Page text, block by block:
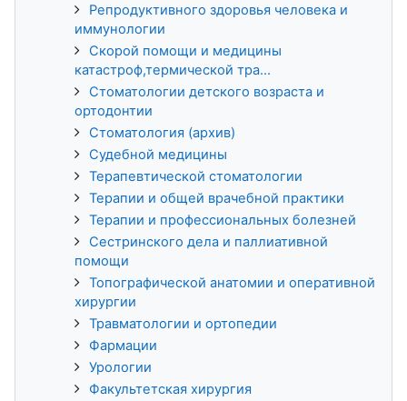
Репродуктивного здоровья человека и
иммунологии
Скорой помощи и медицины
катастроф,термической тра...
Стоматологии детского возраста и
ортодонтии
Стоматология (архив)
Судебной медицины
Терапевтической стоматологии
Терапии и общей врачебной практики
Терапии и профессиональных болезней
Сестринского дела и паллиативной
помощи
Топографической анатомии и оперативной
хирургии
Травматологии и ортопедии
Фармации
Урологии
Факультетская хирургия